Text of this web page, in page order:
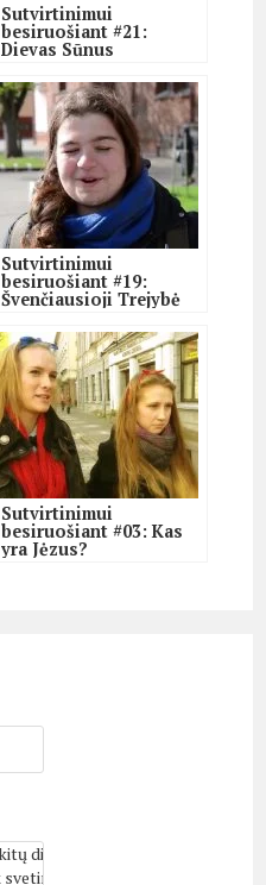
Sutvirtinimui
besiruošiant #21:
Dievas Sūnus
Sutvirtinimui
besiruošiant #19:
Švenčiausioji Trejybė
Sutvirtinimui
besiruošiant #03: Kas
yra Jėzus?